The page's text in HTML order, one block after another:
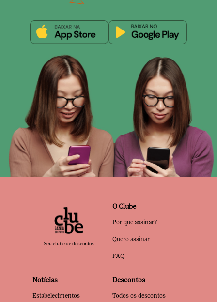
Seu clube de descontos
O Clube
Por que assinar?
Quero assinar
FAQ
Notícias
Estabelecimentos
Descontos
Todos os descontos